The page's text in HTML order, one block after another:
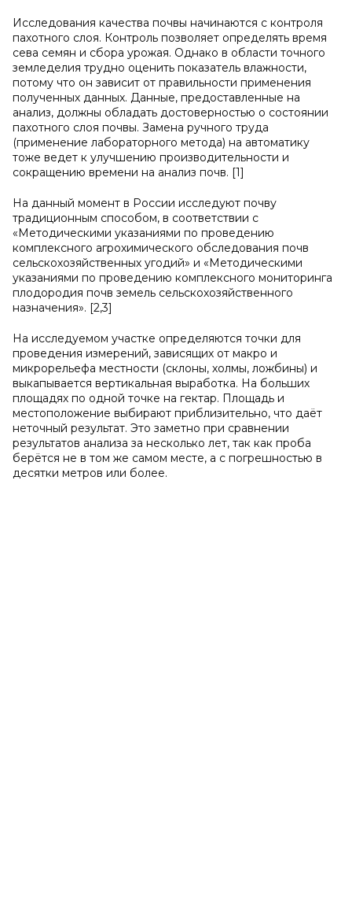
Исследования качества почвы начинаются с контроля
пахотного слоя. Контроль позволяет определять время
сева семян и сбора урожая. Однако в области точного
земледелия трудно оценить показатель влажности,
потому что он зависит от правильности применения
полученных данных. Данные, предоставленные на
анализ, должны обладать достоверностью о состоянии
пахотного слоя почвы. Замена ручного труда
(применение лабораторного метода) на автоматику
тоже ведет к улучшению производительности и
сокращению времени на анализ почв. [1]
На данный момент в России исследуют почву
традиционным способом, в соответствии с
«Методическими указаниями по проведению
комплексного агрохимического обследования почв
сельскохозяйственных угодий» и «Методическими
указаниями по проведению комплексного мониторинга
плодородия почв земель сельскохозяйственного
назначения». [2,3]
На исследуемом участке определяются точки для
проведения измерений, зависящих от макро и
микрорельефа местности (склоны, холмы, ложбины) и
выкапывается вертикальная выработка. На больших
площадях по одной точке на гектар. Площадь и
местоположение выбирают приблизительно, что даёт
неточный результат. Это заметно при сравнении
результатов анализа за несколько лет, так как проба
берётся не в том же самом месте, а с погрешностью в
десятки метров или более.